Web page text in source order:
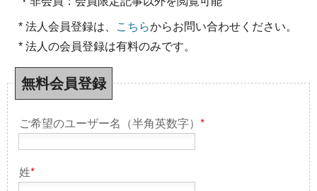
* 法人会員登録は、 こちらからお問い合わせください。
* 法人の会員登録は有料のみです。
無料会員登録
ご希望のユーザー名（半角英数字） *
姓*